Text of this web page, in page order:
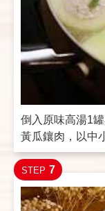
倒入原味高湯1
黃瓜鑲肉，以中
STEP 7